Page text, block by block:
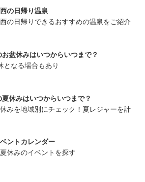
の日帰り温泉
の日帰りできるおすすめの温泉をご紹介
盆休みはいつからいつまで？
となる場合もあり
休みはいつからいつまで？
みを地域別にチェック！夏レジャーを計
ントカレンダー
休みのイベントを探す